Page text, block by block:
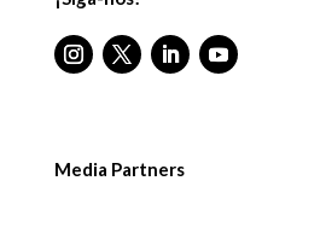
Media Partners